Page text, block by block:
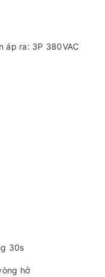
áp ra: 3P 380VAC
30s
hở